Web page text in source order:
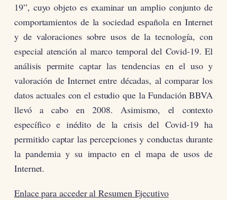
19”, cuyo objeto es examinar un amplio conjunto de
comportamientos de la sociedad española en Internet
y de valoraciones sobre usos de la tecnología, con
especial atención al marco temporal del Covid-19. El
análisis permite captar las tendencias en el uso y
valoración de Internet entre décadas, al comparar los
datos actuales con el estudio que la Fundación BBVA
llevó a cabo en 2008. Asimismo, el contexto
específico e inédito de la crisis del Covid-19 ha
permitido captar las percepciones y conductas durante
la pandemia y su impacto en el mapa de usos de
Internet.
Enlace para acceder al Resumen Ejecutivo